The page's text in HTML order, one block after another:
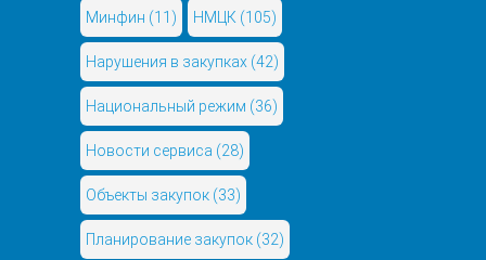
Минфин (11) НМЦК (105)
Нарушения в закупках (42)
Национальный режим (36)
Новости сервиса (28)
Объекты закупок (33)
Планирование закупок (32)